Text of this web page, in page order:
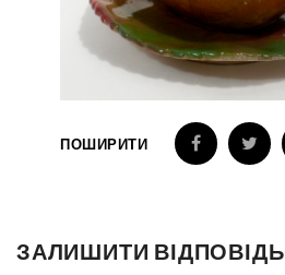
ПОШИРИТИ
ЗАЛИШИТИ ВІДПОВІДЬ